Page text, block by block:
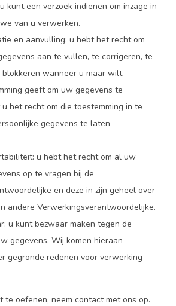
kunt een verzoek indienen om inzage in
van u verwerken.
en aanvulling: u hebt het recht om
aan te vullen, te corrigeren, te
wanneer u maar wilt.
geeft om uw gegevens te
het recht om die toestemming in te
gegevens te laten
u hebt het recht om al uw
op te vragen bij de
en deze in zijn geheel over
andere Verwerkingsverantwoordelijke.
u kunt bezwaar maken tegen de
gegevens. Wij komen hieraan
gegronde redenen voor verwerking
te oefenen, neem contact met ons op.